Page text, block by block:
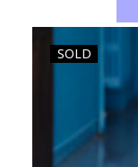
SOLD